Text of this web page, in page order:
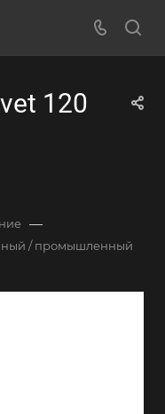
120
—
/ промышленный